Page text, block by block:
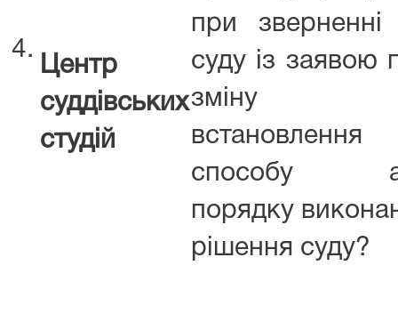
4.
Центр
суддівських
студій
при
суду із заявою
зміну
встановлення
способу
порядку
рішення суду?